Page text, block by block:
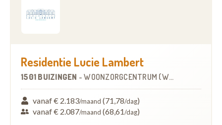
Residentie Lucie Lambert
1501 BUIZINGEN -WOONZORGCENTRUM (WZC)
vanaf € 2.183/maand (71,78/dag)
vanaf € 2.087/maand (68,61/dag)